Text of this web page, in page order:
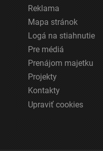
Reklama
Mapa stránok
Logá na stiahnutie
Pre médiá
Prenájom majetku
Projekty
Kontakty
Upraviť cookies